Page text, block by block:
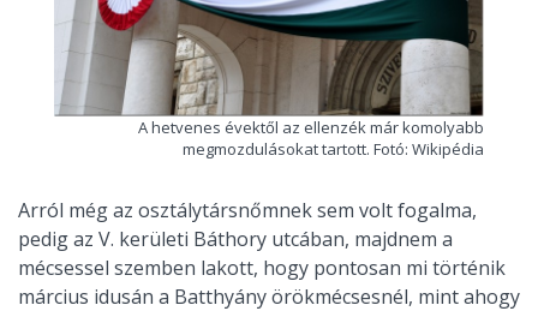
A hetvenes évektől az ellenzék már komolyabb
megmozdulásokat tartott. Fotó: Wikipédia
Arról még az osztálytársnőmnek sem volt fogalma,
pedig az V. kerületi Báthory utcában, majdnem a
mécsessel szemben lakott, hogy pontosan mi történik
március idusán a Batthyány örökmécsesnél, mint ahogy